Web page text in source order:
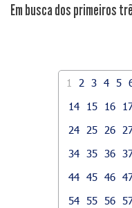
​Em busca dos primeiros
1 2 3 4 5
14
15 16
24
25 26
34
35 36
44 45 46
54
55 56